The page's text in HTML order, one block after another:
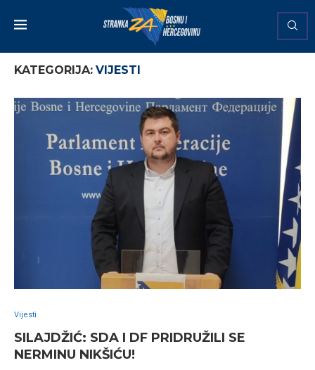
KATEGORIJA: VIJESTI
Vijesti
SILAJDŽIĆ: SDA I DF PRIDRUŽILI SE
NERMINU NIKŠIĆU!